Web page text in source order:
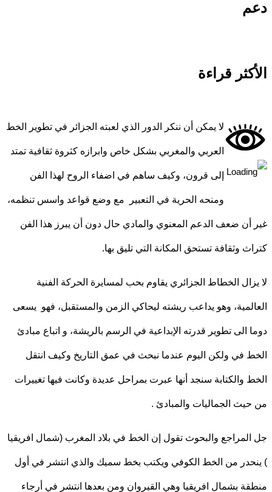
قراءة
لا يمكن أن ننكر الدور الذي لعبته الجزائر في تطوير الخط
العربي والمغربي بشكل خاص وابرازه كثروة ثقافية تمتد
إلى قرون، وكيف ساهم في اضفاء الروح لهذا الفن
ومنحه الحرية في التعبير مع وضع قواعد واسس تنظمه،
أن ضعف الدعم المعنوي والمادي حال دون أن يبرز هذا الفن
وثقافة تستحق المكانة التي تليق بها.
الخطاط الجزائري يقاوم بحب لمسايرة الحركة الفنية
وهو يداعب ريشته ليحاكي الزمن والمستقبل، فهو يسعى
الى تطوير قدرته الإبداعية في الرسم بالريشة، و اتباع مبادئ
في ولكن اليوم عندما نبحث في عمق التاريخ وكيف انتقل
والكتابة سنجد أنها عبرت بمراحل عديدة وكانت فيها تغييرات
الجماليات والمبادئ .
والبحوث تقول إن الخط في بلاد المغرب (شمال افريقيا
من الخط الكوفي ويكتب بخط سميك والذي انتشر في أول
بشمال افريقيا وهي القيروان ومن بعدها انتشر في أرجاء